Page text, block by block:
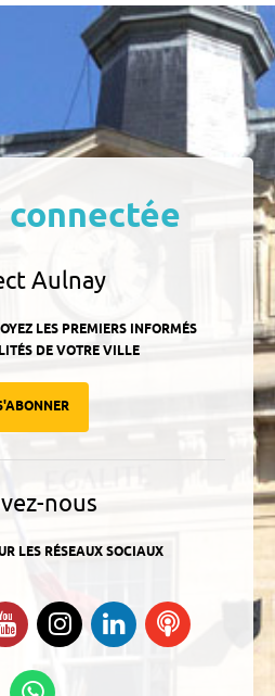
Aulnay
LES PREMIERS INFORMÉS
DE VOTRE VILLE
nous
LES RÉSEAUX SOCIAUX
nous sur Facebook
nous sur Twitter
Suivez-nous sur YouTube
Suivez-nous sur
Instagram
Retrouvez-
nous sur
Ecoutez